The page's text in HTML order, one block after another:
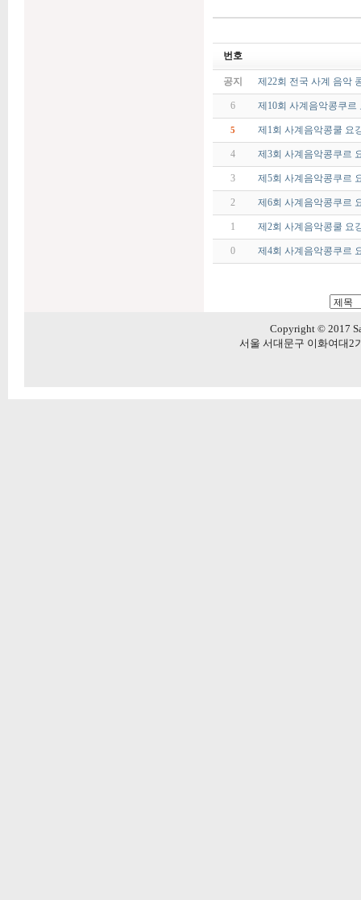
번호
공지 제22회 전국 사계 음악
6 제10회 사계음악콩쿠르
5 제1회 사계음악콩쿨 요
4 제3회 사계음악콩쿠르
3 제5회 사계음악콩쿠르
2 제6회 사계음악콩쿠르
1 제2회 사계음악콩쿨 요
0 제4회 사계음악콩쿠르
Copyright © 2017
서울 서대문구 이화여대2